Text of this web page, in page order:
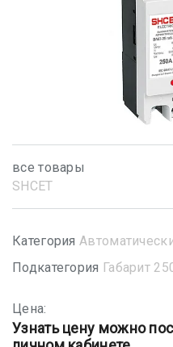
все товары
SHСET
Категория
Подкатегория Габарит
Цена:
Узнать цену можно